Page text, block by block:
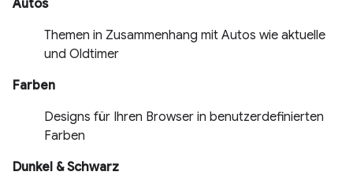
Autos
Themen in Zusammenhang mit Autos wie aktuelle
und Oldtimer
Farben
Designs für Ihren Browser in benutzerdefinierten
Farben
Dunkel & Schwarz